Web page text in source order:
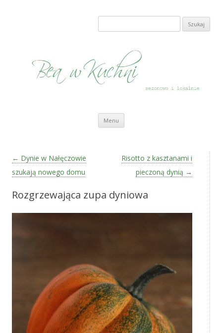
Szukaj:
Menu Przeskocz do treści
Zobacz wpisy
← Dynie w Nałęczowie
szukają nowego domu
Risotto z kasztanami i
pieczoną dynią →
Rozgrzewająca zupa dyniowa